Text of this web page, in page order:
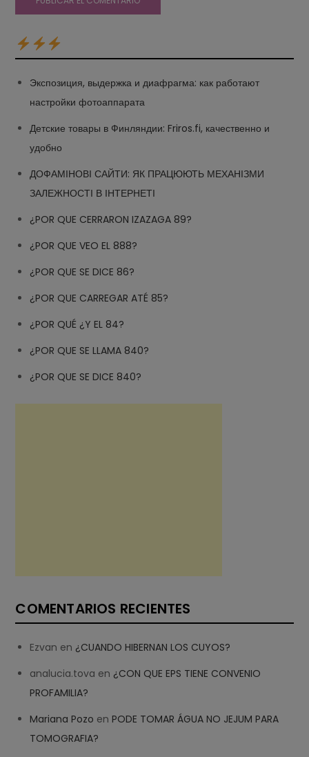
Экспозиция, выдержка и диафрагма: как работают
настройки фотоаппарата
Детские товары в Финляндии: Friros.fi, качественно и
удобно
ДОФАМІНОВІ САЙТИ: ЯК ПРАЦЮЮТЬ МЕХАНІЗМИ
ЗАЛЕЖНОСТІ В ІНТЕРНЕТІ
¿POR QUE CERRARON IZAZAGA 89?
¿POR QUE VEO EL 888?
¿POR QUE SE DICE 86?
¿POR QUE CARREGAR ATÉ 85?
¿POR QUÉ ¿Y EL 84?
¿POR QUE SE LLAMA 840?
¿POR QUE SE DICE 840?
COMENTARIOS RECIENTES
Ezvan en ¿CUANDO HIBERNAN LOS CUYOS?
analucia.tova en ¿CON QUE EPS TIENE CONVENIO
PROFAMILIA?
Mariana Pozo enPODE TOMAR ÁGUA NO JEJUM PARA
TOMOGRAFIA?